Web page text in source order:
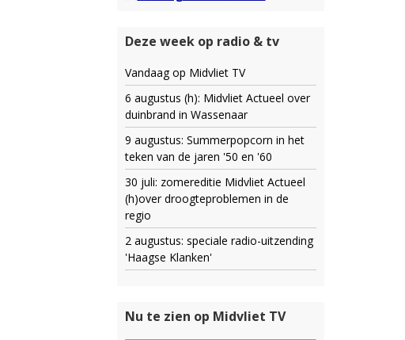
Deze week op radio & tv
Vandaag op Midvliet TV
6 augustus (h): Midvliet Actueel over
duinbrand in Wassenaar
9 augustus: Summerpopcorn in het
teken van de jaren '50 en '60
30 juli: zomereditie Midvliet Actueel
(h)over droogteproblemen in de
regio
2 augustus: speciale radio-uitzending
'Haagse Klanken'
Nu te zien op Midvliet TV